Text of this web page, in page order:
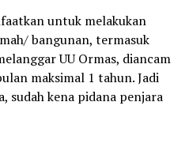
untuk melakukan
bangunan, termasuk
UU Ormas, diancam
maksimal 1 tahun. Jadi
sudah kena pidana penjara